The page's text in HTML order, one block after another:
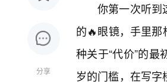
分享
你第一次听到
的🔥眼镜，手里
种关于“代价”的
岁的门槛，在写